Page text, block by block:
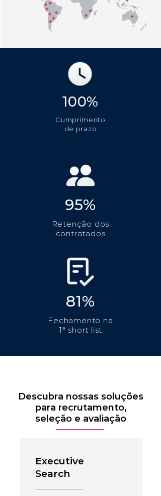
100%
Cumprimento
de prazo
95%
Retenção dos
contratados
81%
Fechamento na
1ª short list
Descubra nossas soluções
para recrutamento,
seleção e avaliação
Executive
Search